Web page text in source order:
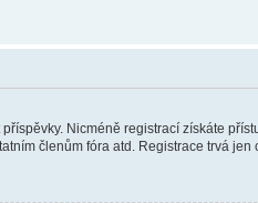
Nicméně registrací získáte
členům fóra atd. Registrace trvá jen